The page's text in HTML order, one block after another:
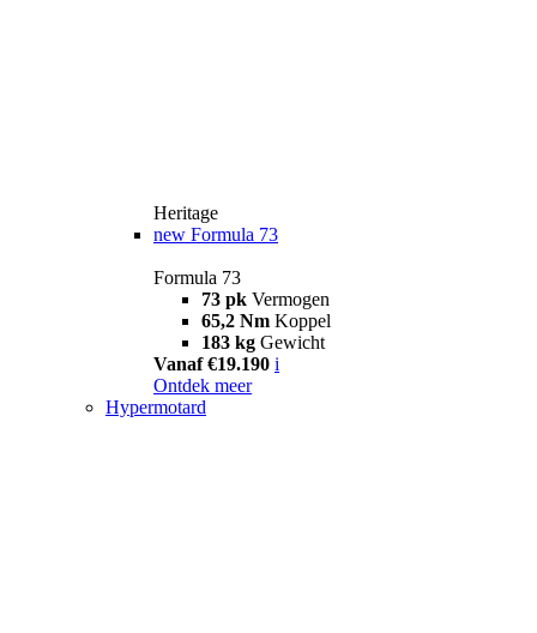
Heritage
new Formula 73
Formula 73
73 pk Vermogen
65,2 Nm Koppel
183 kg Gewicht
Vanaf €19.190 i
Ontdek meer
Hypermotard